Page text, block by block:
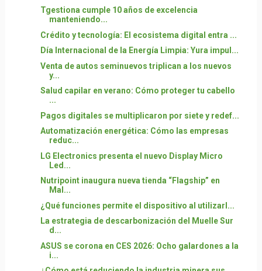
Tgestiona cumple 10 años de excelencia
manteniendo...
Crédito y tecnología: El ecosistema digital entra ...
Día Internacional de la Energía Limpia: Yura impul...
Venta de autos seminuevos triplican a los nuevos
y...
Salud capilar en verano: Cómo proteger tu cabello
...
Pagos digitales se multiplicaron por siete y redef...
Automatización energética: Cómo las empresas
reduc...
LG Electronics presenta el nuevo Display Micro
Led...
Nutripoint inaugura nueva tienda “Flagship” en
Mal...
¿Qué funciones permite el dispositivo al utilizarl...
La estrategia de descarbonización del Muelle Sur
d...
ASUS se corona en CES 2026: Ocho galardones a la
i...